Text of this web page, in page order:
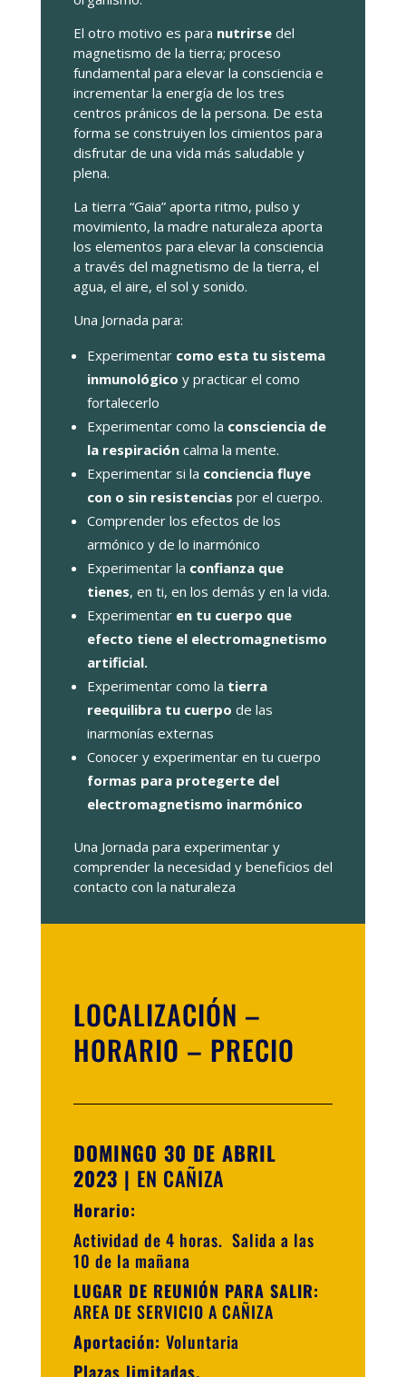
El otro motivo es para nutrirsedel
magnetismo de la tierra; proceso
fundamental para elevar la consciencia e
incrementar la energía de los tres
centros pránicos de la persona. De esta
forma se construiyen los cimientos para
disfrutar de una vida más saludable y
plena.
La tierra “Gaia” aporta ritmo, pulso y
movimiento, la madre naturaleza aporta
los elementos para elevar la consciencia
a través del magnetismo de la tierra, el
agua, el aire, el sol y sonido.
Una Jornada para:
Experimentar como esta tu sistema
inmunológico y practicar el como
fortalecerlo
Experimentar como la consciencia de
la respiracióncalma la mente.
Experimentar si la conciencia fluye
con o sin resistencias por el cuerpo.
Comprender los efectos de los
armónico y de lo inarmónico
Experimentar la confianza que
tienes, en ti, en los demás y en la vida.
Experimentar en tu cuerpo que
efecto tiene el electromagnetismo
artificial.
Experimentar como la tierra
reequilibra tu cuerpo de las
inarmonías externas
Conocer y experimentar en tu cuerpo
formas para protegerte del
electromagnetismo inarmónico
Una Jornada para experimentar y
comprender la necesidad y beneficios del
contacto con la naturaleza
LOCALIZACIÓN –
HORARIO – PRECIO
DOMINGO 30 DE ABRIL
2023 | EN CAÑIZA
Horario:
Actividad de 4 horas. Salida a las
10 de la mañana
LUGAR DE REUNIÓN PARA SALIR:
AREA DE SERVICIO A CAÑIZA
Aportación: Voluntaria
Plazas limitadas.